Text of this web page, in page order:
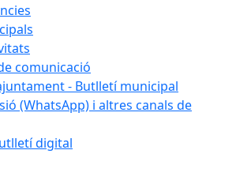
comunicació
- Butlletí municipal
(WhatsApp) i altres canals de
digital